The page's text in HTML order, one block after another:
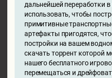
дальнейшей переработки
использовать, чтобы
примитивные
артефакты пригодятся,
постройки на вашем
скачать торрент которой
нашего бесплатного
перемещаться и